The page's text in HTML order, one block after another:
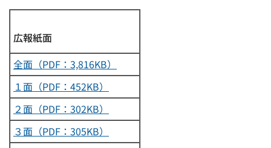
広報紙面
全面（PDF：3,816KB）
１面（PDF：452KB）
２面（PDF：302KB）
３面（PDF：305KB）